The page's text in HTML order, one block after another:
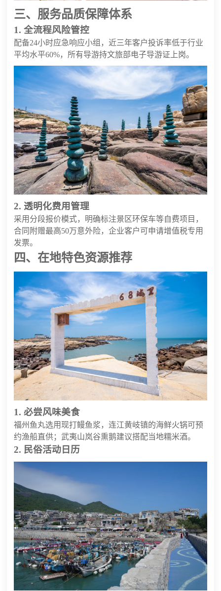
三、服务品质保障体系
1. 全流程风险管控
配备24小时应急响应小组，近三年客户投诉率低于行业
平均水平60%，所有导游持文旅部电子导游证上岗。
2. 透明化费用管理
采用分段报价模式，明确标注景区环保车等自费项目，
合同附赠最高50万意外险，企业客户可申请增值税专用
发票。
四、在地特色资源推荐
1. 必尝风味美食
福州鱼丸选用现打鳗鱼浆，连江黄岐镇的海鲜火锅可预
约渔船直供；武夷山岚谷熏鹅建议搭配当地糯米酒。
2. 民俗活动日历